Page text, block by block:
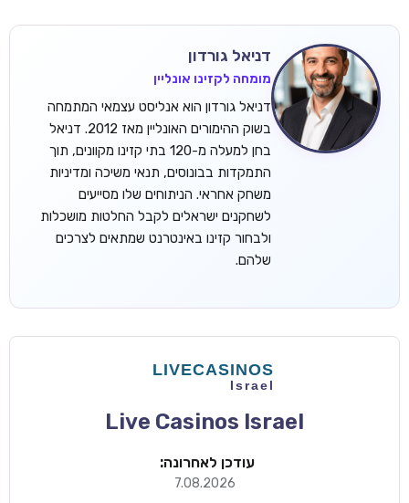
דניאל גורדון
מומחה לקזינו אונליין
דניאל גורדון הוא אנליסט עצמאי המתמחה
בשוק ההימורים האונליין מאז 2012. דניאל
בחן למעלה מ-120 בתי קזינו מקוונים, תוך
התמקדות בבונוסים, תנאי משיכה ומדיניות
משחק אחראי. הניתוחים שלו מסייעים
לשחקנים ישראלים לקבל החלטות מושכלות
ולבחור קזינו באינטרנט שמתאים לצרכים
שלהם.
Live Casinos Israel
עודכן לאחרונה:
7.08.2026